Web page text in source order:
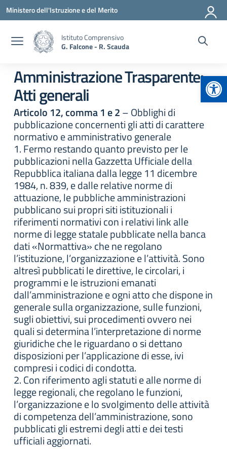
Vai ai contenuti
Vai al menu di navigazione
Vai al footer
Ministero dell'Istruzione e del Merito
Istituto Comprensivo
G. Falcone - R. Scauda
Amministrazione Trasparente:
Atti generali
Articolo 12, comma 1 e 2– Obblighi di
pubblicazione concernenti gli atti di carattere
normativo e amministrativo generale
1. Fermo restando quanto previsto per le
pubblicazioni nella Gazzetta Ufficiale della
Repubblica italiana dalla legge 11 dicembre
1984, n. 839, e dalle relative norme di
attuazione, le pubbliche amministrazioni
pubblicano sui propri siti istituzionali i
riferimenti normativi con i relativi link alle
norme di legge statale pubblicate nella banca
dati «Normattiva» che ne regolano
l’istituzione, l’organizzazione e l’attività. Sono
altresì pubblicati le direttive, le circolari, i
programmi e le istruzioni emanati
dall’amministrazione e ogni atto che dispone in
generale sulla organizzazione, sulle funzioni,
sugli obiettivi, sui procedimenti ovvero nei
quali si determina l’interpretazione di norme
giuridiche che le riguardano o si dettano
disposizioni per l’applicazione di esse, ivi
compresi i codici di condotta.
2. Con riferimento agli statuti e alle norme di
legge regionali, che regolano le funzioni,
l’organizzazione e lo svolgimento delle attività
di competenza dell’amministrazione, sono
pubblicati gli estremi degli atti e dei testi
ufficiali aggiornati.